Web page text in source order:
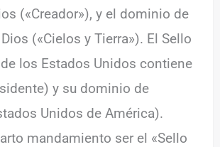
(«Creador»), y el dominio de
(«Cielos y Tierra»). El Sello
los Estados Unidos contiene
y su dominio de
Unidos de América).
mandamiento ser el «Sello